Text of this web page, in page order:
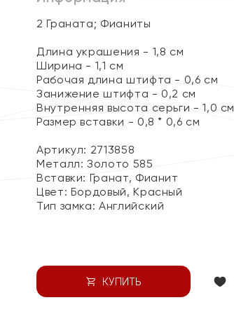
2 Граната; Фианиты
Длина украшения - 1,8 см
Ширина - 1,1 см
Рабочая длина штифта - 0,6 см
Занижение штифта - 0,2 см
Внутренняя высота серьги - 1,0 см
Размер вставки - 0,8 * 0,6 см
Артикул: 2713858
Металл:Золото 585
Вставки: Гранат, Фианит
Цвет: Бордовый, Красный
Тип замка:Английский
КУПИТЬ